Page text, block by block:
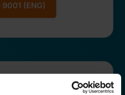
9001 (ENG)